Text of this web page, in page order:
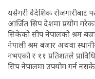
यसैगरी वैदेशिक रोजगारीबाट
आर्जित सिप देशमा प्रयोग
सिकेको सीप नेपालको श्रम
नेपाली श्रम बजार अथवा
नभएको र ११ प्रतिशतले
सिप नेपालमा उपयोग गर्न